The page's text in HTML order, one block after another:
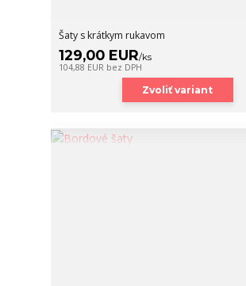
Šaty s krátkym rukavom
129,00 EUR/ks
104,88 EUR bez DPH
Zvoliť variant